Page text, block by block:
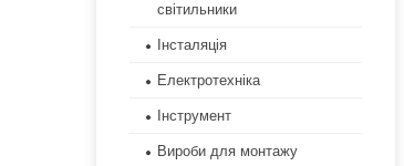
світильники
Інсталяція
Електротехніка
Інструмент
Вироби для монтажу